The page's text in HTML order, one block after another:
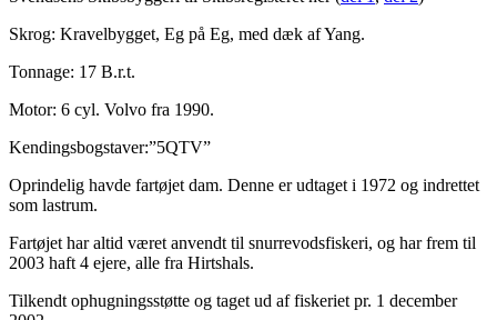
Skrog: Kravelbygget, Eg på Eg, med dæk af Yang.
Tonnage: 17 B.r.t.
Motor: 6 cyl. Volvo fra 1990.
Kendingsbogstaver:”5QTV”
Oprindelig havde fartøjet dam. Denne er udtaget i 1972 og indrettet
som lastrum.
Fartøjet har altid været anvendt til snurrevodsfiskeri, og har frem til
2003 haft 4 ejere, alle fra Hirtshals.
Tilkendt ophugningsstøtte og taget ud af fiskeriet pr. 1 december